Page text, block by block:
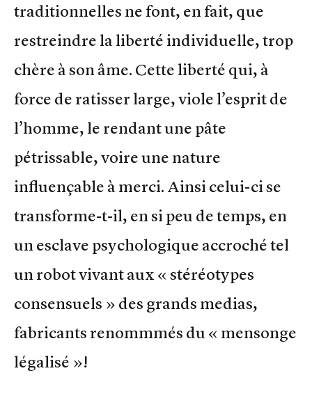
traditionnelles ne font, en fait, que
restreindre la liberté individuelle, trop
chère à son âme. Cette liberté qui, à
force de ratisser large, viole l’esprit de
l’homme, le rendant une pâte
pétrissable, voire une nature
influençable à merci. Ainsi celui-ci se
transforme-t-il, en si peu de temps, en
un esclave psychologique accroché tel
un robot vivant aux « stéréotypes
consensuels » des grands medias,
fabricants renommmés du « mensonge
légalisé »!